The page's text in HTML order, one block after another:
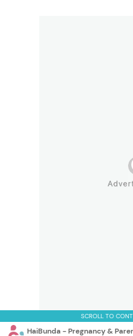
SCROLL TO
HaiBunda - Pregnancy &